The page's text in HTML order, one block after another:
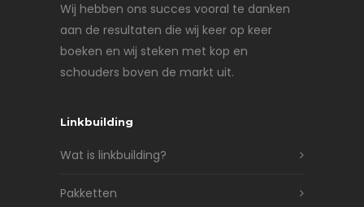
Wij hebben ons succes vooral te danken
aan de resultaten die wij keer op keer
boeken en wij steken met kop en
schouders boven de markt uit.
Linkbuilding
Wat is linkbuilding?
Pakketten